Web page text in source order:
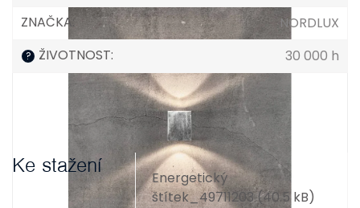
ZNAČKA: NORDLUX
? ŽIVOTNOST: 30 000 h
Ke stažení
Energetický
štítek_49711203 (40.5 kB)